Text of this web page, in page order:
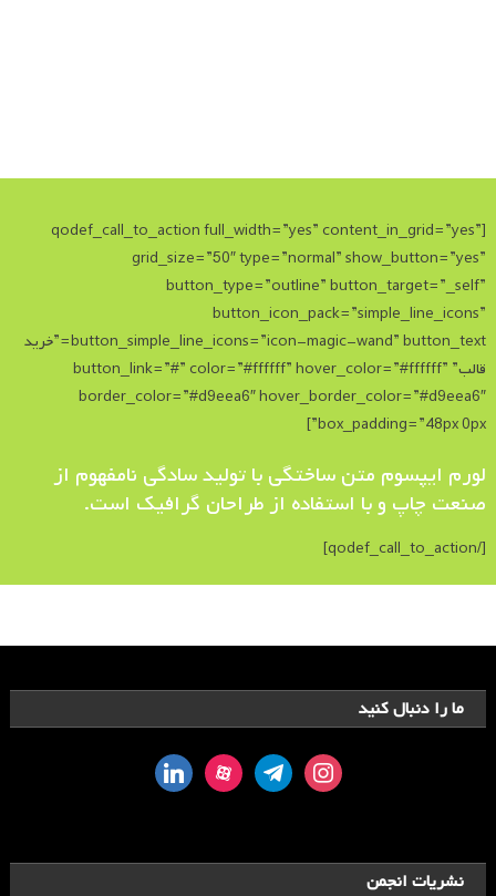
[qodef_call_to_action full_width=”yes” content_in_grid=”yes”
grid_size=”50″ type=”normal” show_button=”yes”
button_type=”outline” button_target=”_self”
button_icon_pack=”simple_line_icons”
button_simple_line_icons=”icon-magic-wand” button_text=”خرید
قالب” button_link=”#” color=”#ffffff” hover_color=”#ffffff”
border_color=”#d9eea6″ hover_border_color=”#d9eea6″
box_padding=”48px 0px”]
لورم ایپسوم متن ساختگی با تولید سادگی نامفهوم از
صنعت چاپ و با استفاده از طراحان گرافیک است.
[/qodef_call_to_action]
ما را دنبال کنید
instagram
telegram
aparat
linkedin
نشریات انجمن